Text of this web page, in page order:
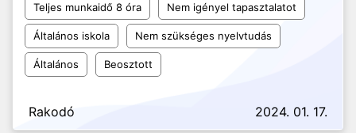
Teljes munkaidő 8 óra Nem igényel tapasztalatot
Általános iskola Nem szükséges nyelvtudás
Általános Beosztott
Rakodó 2024. 01. 17.